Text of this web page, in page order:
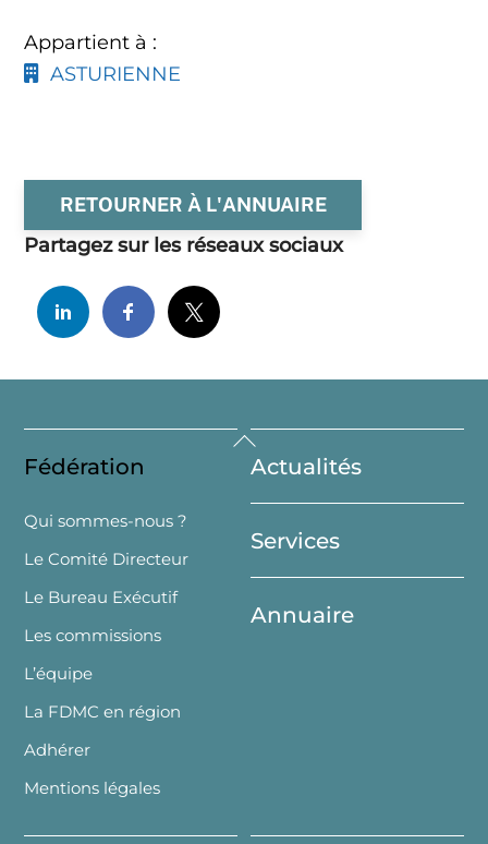
Appartient à :
ASTURIENNE
RETOURNER À L'ANNUAIRE
Partagez sur les réseaux sociaux
Back
To
Top
Fédération
Qui sommes-nous ?
Le Comité Directeur
Le Bureau Exécutif
Les commissions
L’équipe
La FDMC en région
Adhérer
Mentions légales
Actualités
Services
Annuaire